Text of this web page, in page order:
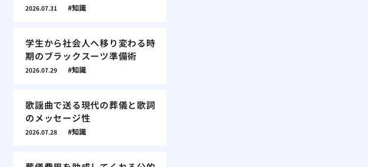
2026.07.31 知識
学生から社会人へ移り変わる時
期のブラックスーツ準備術
2026.07.29 知識
歌謡曲で送る現代の葬儀と歌詞
のメッセージ性
2026.07.28 知識